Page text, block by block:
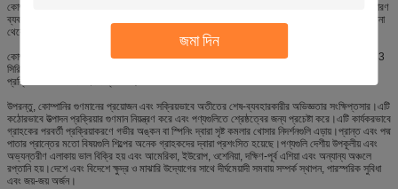
জমা দিন
কোম্পানির কর্মীরা এগিয়ে নিয়ে যাওয়ার জন্য "আত্মনির্ভরতা, কঠোর পরিশ্রম, কঠোর পরিশ্রম, সর্বপ্রথম এক্সেল, সাধারণ
ব্যবসা," দ্রুত উন্নয়ন এবং বৃদ্ধিতে এন্টারপ্রাইজের চেতনা।বাস্তববাদী, সৎ, ঐক্যবদ্ধ এবং উদ্ভাবনী হওয়ার চেতনা
থেকে শুরু করে আমরা ডাউন-টু-আর্থ।
কোম্পানি ব্যাস 80MM-1600MM উত্পাদন করতে পারে, বেধ 0.3MM-6.0MM প্রধান পণ্য খাদ: 1 সিরিজ 3
সিরিজ 5 সিরিজ 8 সিরিজ হট রোলিং কাস্ট রোলিং, নন-স্টপ উত্পাদন 24 ঘন্টা, এখন বৃহত্তম অ্যালুমিনিয়াম ওয়েফার
প্রক্রিয়াকরণ কারখানা হেনান প্রদেশে।
উপরন্তু, কোম্পানির গুণমানের প্রয়োজন এবং সক্রিয়ভাবে অতীতের শেষ-ব্যবহারকারীর অভিজ্ঞতার সংক্ষিপ্তসার।এটি
কঠোরভাবে উত্পাদন প্রক্রিয়ার গুণমান নিয়ন্ত্রণ করে এবং পণ্যগুলিতে শ্রেষ্ঠত্বের জন্য প্রচেষ্টা করে।এটি কার্যকরভাবে
গ্রাহকের পরবর্তী প্রক্রিয়াকরণে গভীর অঙ্কন বা স্পিনিং দ্বারা সৃষ্ট কমলার খোসার নিদর্শনগুলি এড়ায়।প্রান্ত এবং পদ্ম
পাতার প্রান্তের মতো বিষয়গুলি শিল্পের অনেক গ্রাহকদের দ্বারা প্রশংসিত হয়েছে।পণ্যগুলি দেশীয় উপকূলীয় এবং
অভ্যন্তরীণ এলাকায় ভাল বিক্রি হয় এবং আমেরিকা, ইউরোপ, ওশেনিয়া, দক্ষিণ-পূর্ব এশিয়া এবং অন্যান্য অঞ্চলে
রপ্তানি হয়।দেশে এবং বিদেশে ক্ষুদ্র ও মাঝারি উদ্যোগের সাথে দীর্ঘমেয়াদী সমবায় সম্পর্ক স্থাপন, পারস্পরিক সুবিধা
এবং জয়-জয় অর্জন।